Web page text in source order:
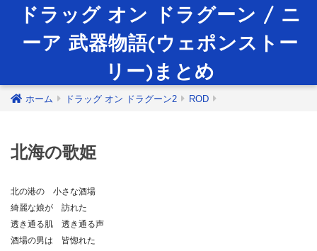
ドラッグ オン ドラグーン / ニ
ーア 武器物語(ウェポンストー
リー)まとめ
ホーム ドラッグ オン ドラグーン2 ROD
北海の歌姫
北の港の 小さな酒場
綺麗な娘が 訪れた
透き通る肌 透き通る声
酒場の男は 皆惚れた